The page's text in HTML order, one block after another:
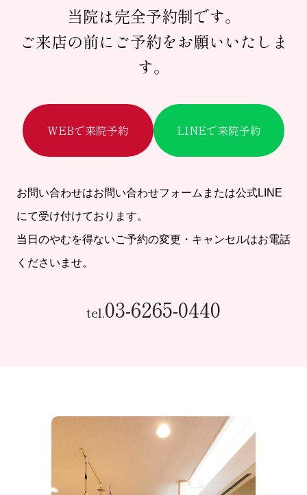
当院は完全予約制です。
ご来店の前にご予約をお願いいたしま
す。
WEBで来院予約 LINEで来院予約
お問い合わせはお問い合わせフォームまたは公式LINE
にて受け付けております。
当日のやむを得ないご予約の変更・キャンセルはお電話
くださいませ。
tel.03-6265-0440